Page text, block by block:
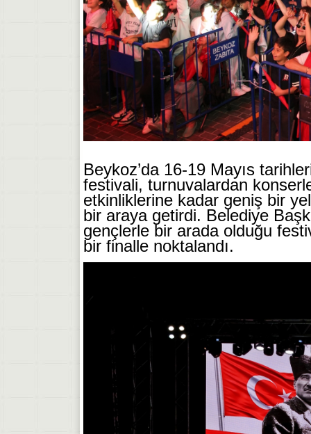
Beykoz’da 16-19 Mayıs tarih
festivali, turnuvalardan
etkinliklerine kadar geniş bir
bir araya getirdi. Belediye
gençlerle bir arada olduğu
bir finalle noktalandı.